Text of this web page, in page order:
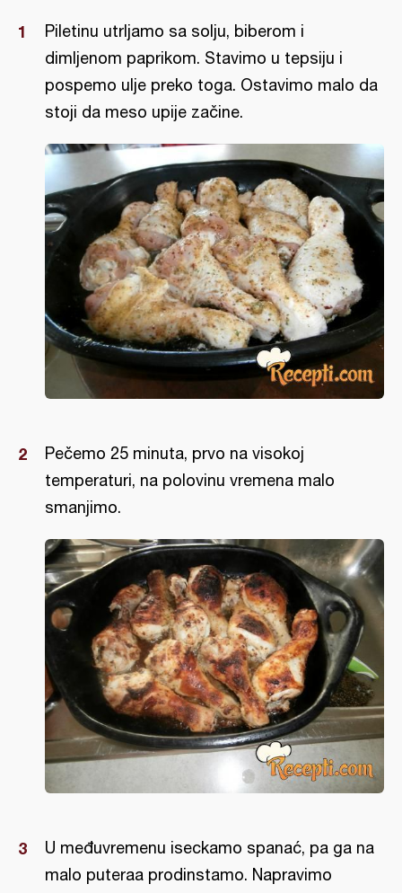
Piletinu utrljamo sa solju, biberom i
dimljenom paprikom. Stavimo u tepsiju i
pospemo ulje preko toga. Ostavimo malo da
stoji da meso upije začine.
Pečemo 25 minuta, prvo na visokoj
temperaturi, na polovinu vremena malo
smanjimo.
U međuvremenu iseckamo spanać, pa ga na
malo puteraa prodinstamo. Napravimo